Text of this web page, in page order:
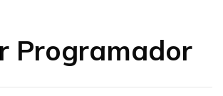
Programador